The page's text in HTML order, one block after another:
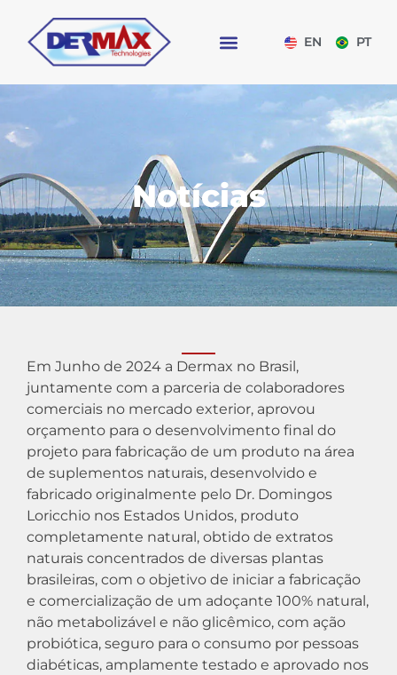
EN PT
Notícias
Em Junho de 2024 a Dermax no Brasil,
juntamente com a parceria de colaboradores
comerciais no mercado exterior, aprovou
orçamento para o desenvolvimento final do
projeto para fabricação de um produto na área
de suplementos naturais, desenvolvido e
fabricado originalmente pelo Dr. Domingos
Loricchio nos Estados Unidos, produto
completamente natural, obtido de extratos
naturais concentrados de diversas plantas
brasileiras, com o objetivo de iniciar a fabricação
e comercialização de um adoçante 100% natural,
não metabolizável e não glicêmico, com ação
probiótica, seguro para o consumo por pessoas
diabéticas, amplamente testado e aprovado nos